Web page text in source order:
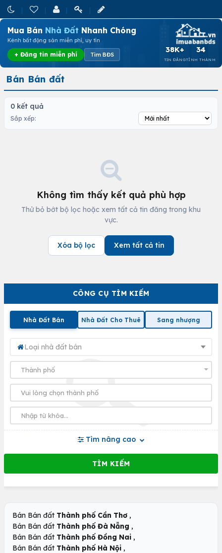
Mua Bán Nhà Đất Nhanh Chóng
Kênh bất động sản miễn phí, uy tín
+ Đăng tin miễn phí Tìm BĐS
38K+
TIN ĐĂNG
34
TỈNH THÀNH
CÔNG CỤ TÌM KIẾM
Nhà Đất Bán Nhà Đất Cho Thuê Sang nhượng
Loại nhà đất bán
Tìm nâng cao
Bán Bán đất
0 kết quả
Sắp xếp:
Không tìm thấy kết quả phù hợp
Thử bỏ bớt bộ lọc hoặc xem tất cả tin đăng trong khu
vực.
Xóa bộ lọc Xem tất cả tin
Bán Bán đất Thành phố Cần Thơ ,
Bán Bán đất Thành phố Đà Nẵng ,
Bán Bán đất Thành phố Đồng Nai ,
Bán Bán đất Thành phố Hà Nội ,